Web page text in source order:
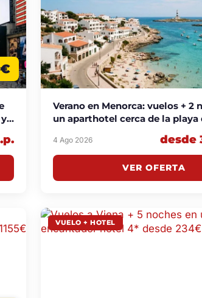
Verano en Menorca: vuelos + 2
un aparthotel cerca de la playa
4 Ago 2026 desde
VER OFERTA
VUELO + HOTEL